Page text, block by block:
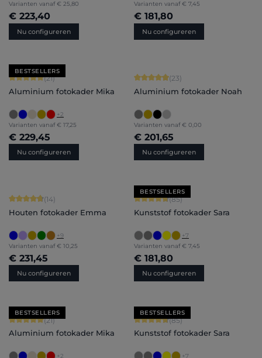
Varianten vanaf € 25,80
€ 223,40
Nu configureren
Varianten vanaf € 7,45
€ 181,80
Nu configureren
BESTSELLERS
Gemiddelde score van 5 op 5 sterren
(21)
Aluminium fotokader Mika
+2
Varianten vanaf € 17,25
€ 229,45
Nu configureren
Gemiddelde score van 4.91 op 5
(23)
Aluminium fotokader Noah
Varianten vanaf € 0,00
€ 201,65
Nu configureren
Gemiddelde score van 4.86 op 5 sterren
(14)
Houten fotokader Emma
+9
Varianten vanaf € 10,25
€ 231,45
Nu configureren
BESTSELLERS
Gemiddelde score van 4.71 op 5
(85)
Kunststof fotokader Sara
+7
Varianten vanaf € 7,45
€ 181,80
Nu configureren
BESTSELLERS
Gemiddelde score van 5 op 5 sterren
(21)
Aluminium fotokader Mika
+2
BESTSELLERS
Gemiddelde score van 4.71 op 5
(85)
Kunststof fotokader Sara
+7